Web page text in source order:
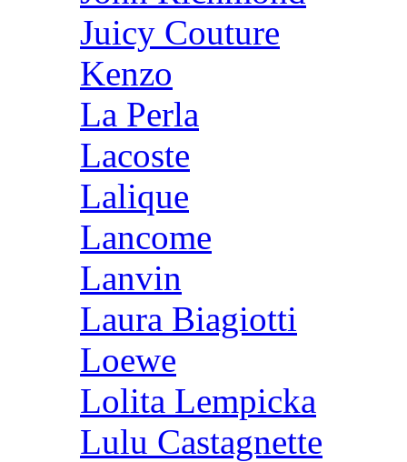
Juicy Couture
Kenzo
La Perla
Lacoste
Lalique
Lancome
Lanvin
Laura Biagiotti
Loewe
Lolita Lempicka
Lulu Castagnette